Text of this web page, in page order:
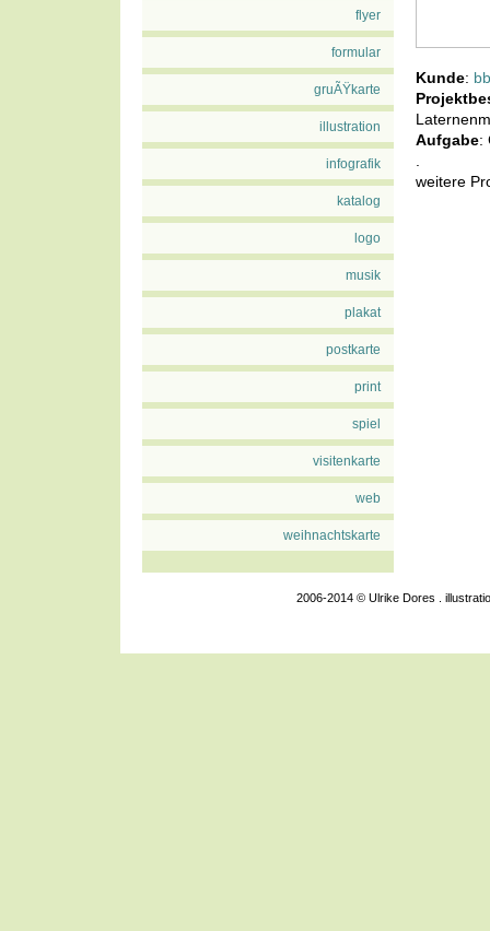
flyer
formular
gruÃŸkarte
illustration
infografik
katalog
logo
musik
plakat
postkarte
print
spiel
visitenkarte
web
weihnachtskarte
Kunde:
Aufgabe:
weitere
2006-2014 © Ulrike Dores .